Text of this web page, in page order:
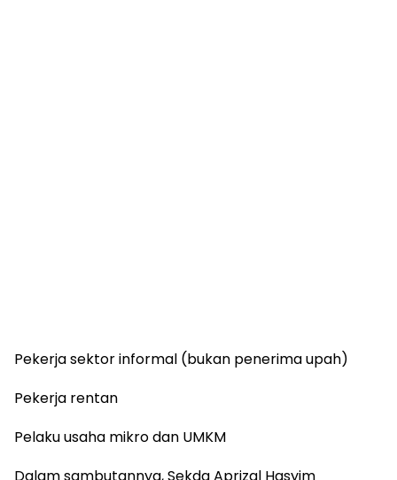
​Pekerja sektor informal (bukan penerima upah)
​Pekerja rentan
​Pelaku usaha mikro dan UMKM